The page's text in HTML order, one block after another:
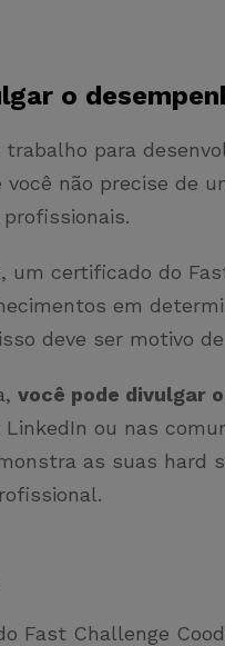
o
trabalho para
você não precise de
um certificado do
em
deve ser motivo
você pode divulgar
ou nas
as suas hard
Fast Challenge